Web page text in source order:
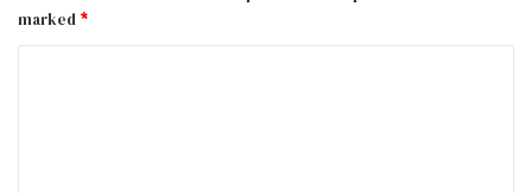
marked *